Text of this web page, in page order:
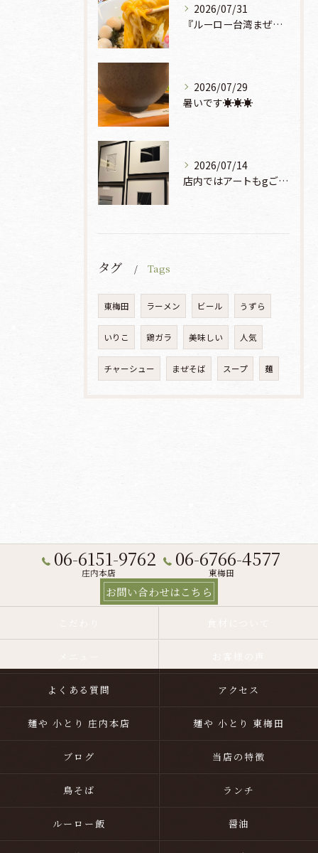
2026/07/31
『ルーロー台湾まぜそば』930円🍜🫧
2026/07/29
暑いです☀️☀️☀️
2026/07/14
店内ではアートもgご鑑賞いただけます♡♡♡
タグ Tags
東梅田 ラーメン ビール うずら
いりこ 鶏ガラ 美味しい 人気
チャーシュー まぜそば スープ 麺
06-6151-9762
庄内本店
06-6766-4577
東梅田
お問い合わせはこちら
よくある質問 アクセス
麺や 小とり 庄内本店 麺や 小とり 東梅田
ブログ 当店の特徴
鳥そば ランチ
ルーロー飯 醤油